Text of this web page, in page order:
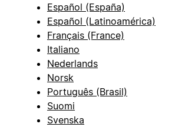
Español (España)
Español (Latinoamérica)
Français (France)
Italiano
Nederlands
Norsk
Português (Brasil)
Suomi
Svenska